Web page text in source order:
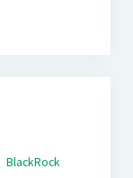
BlackRock